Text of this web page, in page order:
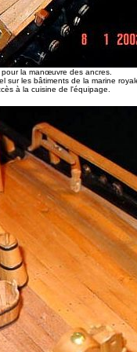
la manœuvre des ancres.
sur les bâtiments de la marine
à la cuisine de l'équipage.